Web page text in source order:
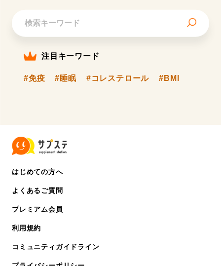
注目キーワード
#免疫 #睡眠 #コレステロール #BMI
はじめての方へ
よくあるご質問
プレミアム会員
利用規約
コミュニティガイドライン